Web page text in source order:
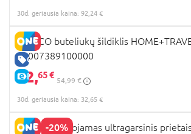
30d. geriausia kaina: 92,24 €
GERA KAINA
E-KAINA
CHICCO buteliukų šildiklis
00007389100000
32,65 €
54,99 €
30d. geriausia kaina: 32,65 €
-20%
CHICCO nešiojamas ultragarsinis